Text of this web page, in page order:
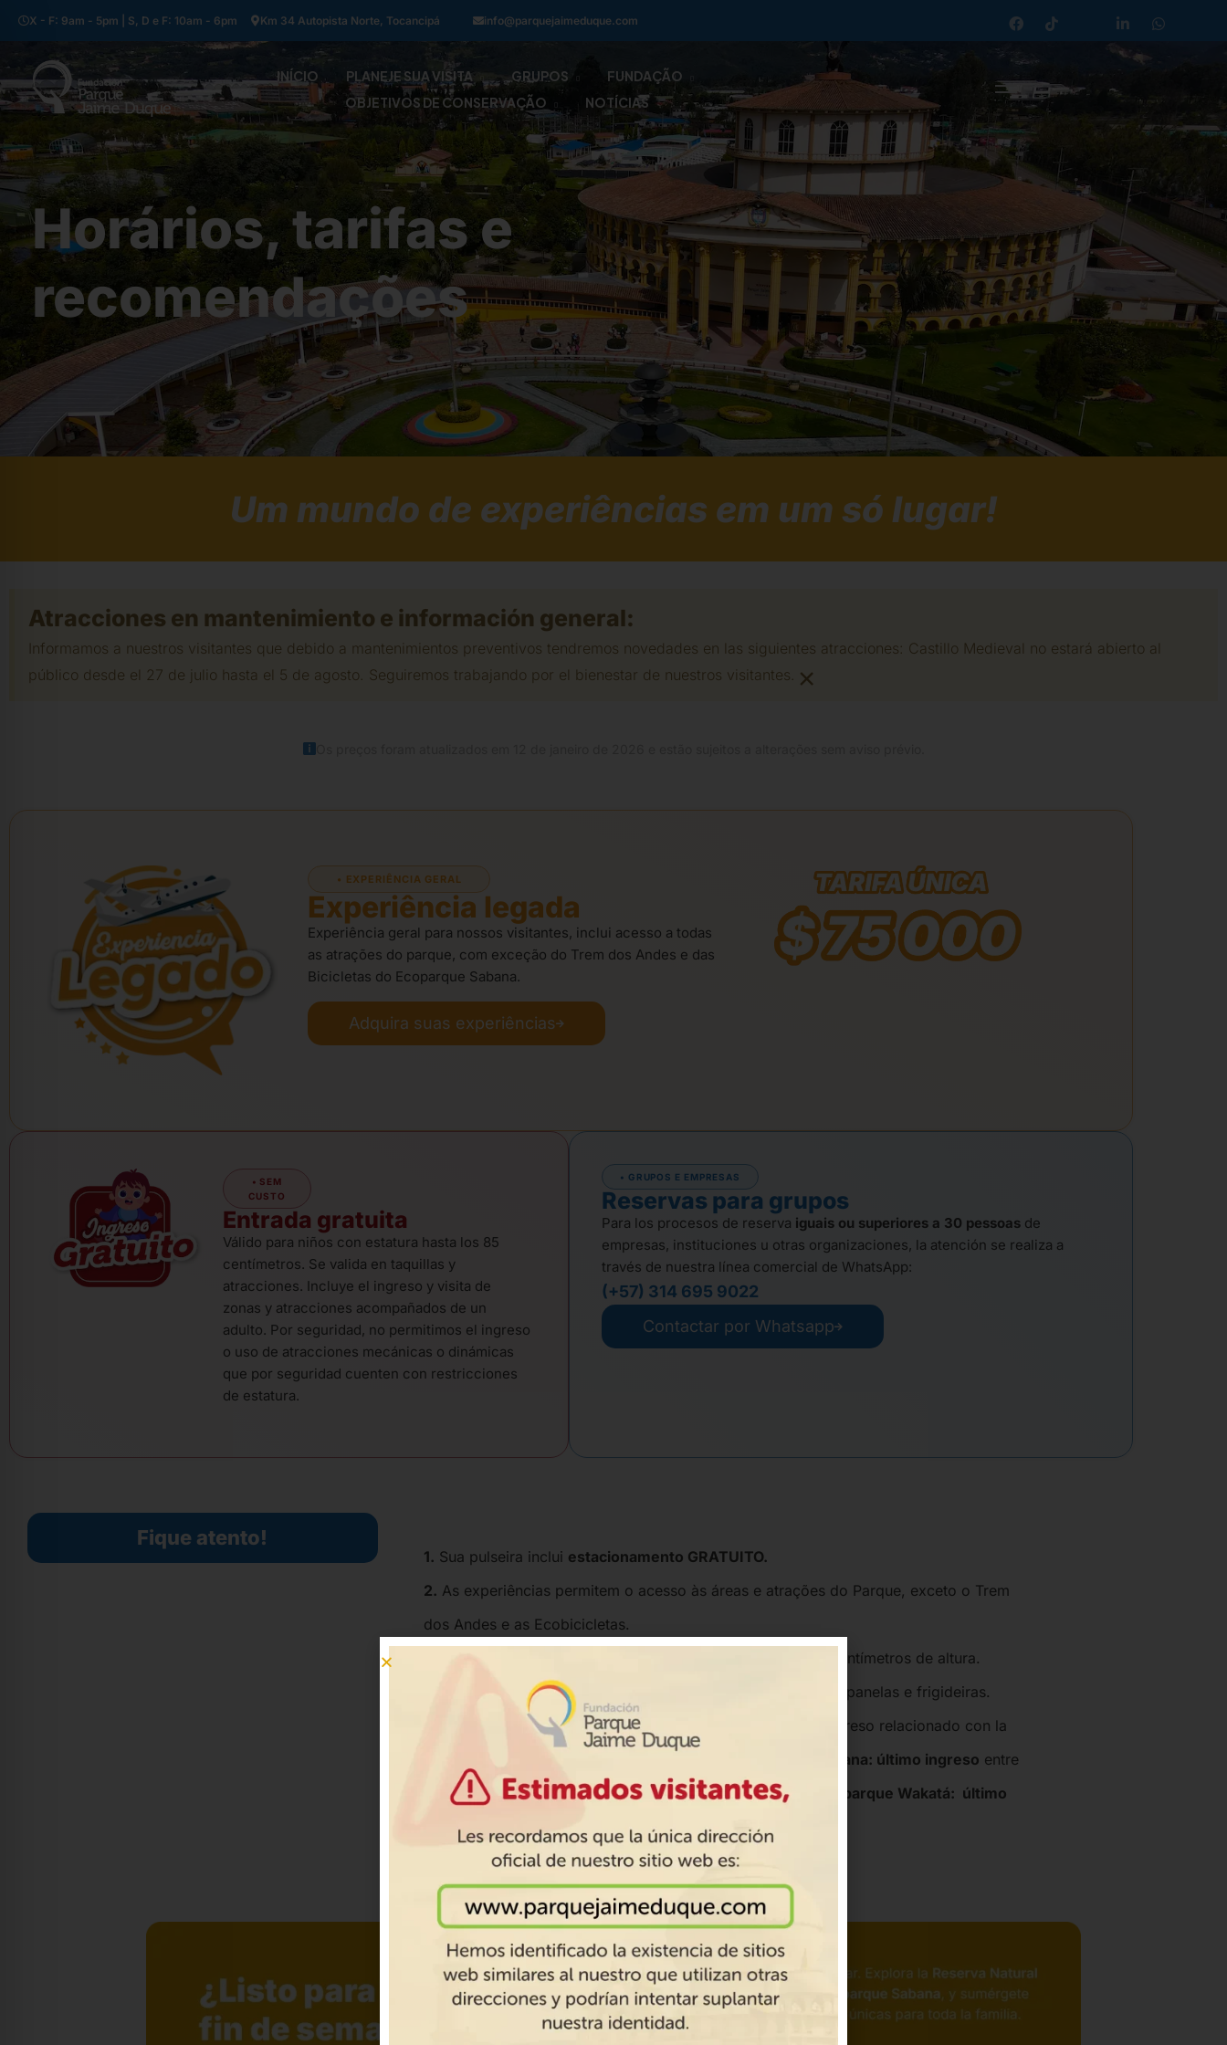
X - F: 9am - 5pm | S, D e F: 10am - 6pm Km 34 Autopista Norte, Tocancipá info@parquejaimeduque.com
INÍCIO PLANEJE SUA VISITA GRUPOS
FUNDAÇÃO
OBJETIVOS DE CONSERVAÇÃO
NOTÍCIAS
Horários, tarifas e
recomendações
Um mundo de experiências em um só lugar!
Atracciones en mantenimiento e información general:
Informamos a nuestros visitantes que debido a mantenimientos preventivos tendremos novedades en las siguientes atracciones: Castillo Medieval no estará abierto al
público desde el 27 de julio hasta el 5 de agosto. Seguiremos trabajando por el bienestar de nuestros visitantes. ×
• EXPERIÊNCIA GERAL
Experiência legada
Experiência geral para nossos visitantes, inclui acesso a todas
as atrações do parque, com exceção do Trem dos Andes e das
Bicicletas do Ecoparque Sabana.
Adquira suas experiências
• SEM
CUSTO
Entrada gratuita
Válido para niños con estatura hasta los 85
centímetros. Se valida en taquillas y
atracciones. Incluye el ingreso y visita de
zonas y atracciones acompañados de un
adulto. Por seguridad, no permitimos el ingreso
o uso de atracciones mecánicas o dinámicas
que por seguridad cuenten con restricciones
de estatura.
• GRUPOS E EMPRESAS
Reservas para grupos
Para los procesos de reserva iguais ou superiores a 30 pessoas de
empresas, instituciones u otras organizaciones, la atención se realiza a
través de nuestra línea comercial de WhatsApp:
(+57) 314 695 9022
Contactar por Whatsapp
Fique atento!
1. Sua pulseira inclui estacionamento GRATUITO.
2. As experiências permitem o acesso às áreas e atrações do Parque, exceto o Trem
dos Andes e as Ecobicicletas.
As crianças pagam a Experiência Legado a partir de 86 centímetros de altura.
Você pode trazer alimentos em recipientes que não sejam panelas e frigideiras.
Las zonas y atracciones cuentan con horario de último ingreso relacionado con la
Reserva Natural Ecoparque Sabana: último ingreso entre
semana y fines de semana 1:00 pm y laReserva Natural Bioparque Wakatá: último
ingreso
entre semana 4:00 pm y fines de semana 5:00 pm.